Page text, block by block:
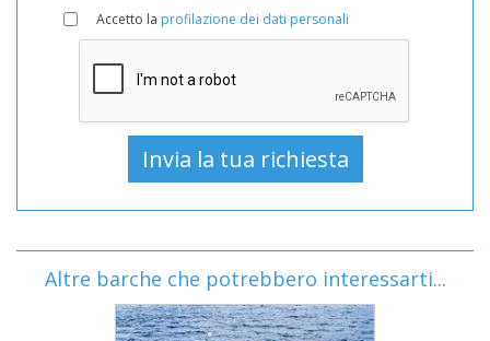
Accetto la profilazione dei dati personali
Altre barche che potrebbero interessarti...